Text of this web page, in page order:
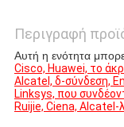
Περιγραφή
Αυτή η ενότητα
Cisco, Huawei, το
Alcatel, δ-σύνδεση,
Linksys, που
Ruijie, Ciena, Alcatel-